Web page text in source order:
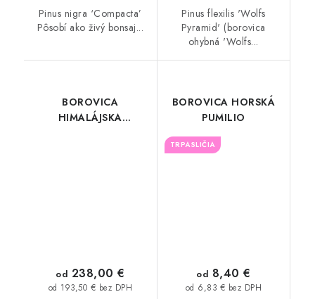
Pinus nigra ‘Compacta’
Pôsobí ako živý bonsaj...
Pinus flexilis 'Wolfs
Pyramid' (borovica
ohybná 'Wolfs...
BOROVICA
HIMALÁJSKA
od 193,50 € bez DPH
od 238,00 €
BOROVICA HORSKÁ
PUMILIO
TRPASLIČIA
od 6,83 € bez DPH
od 8,40 €